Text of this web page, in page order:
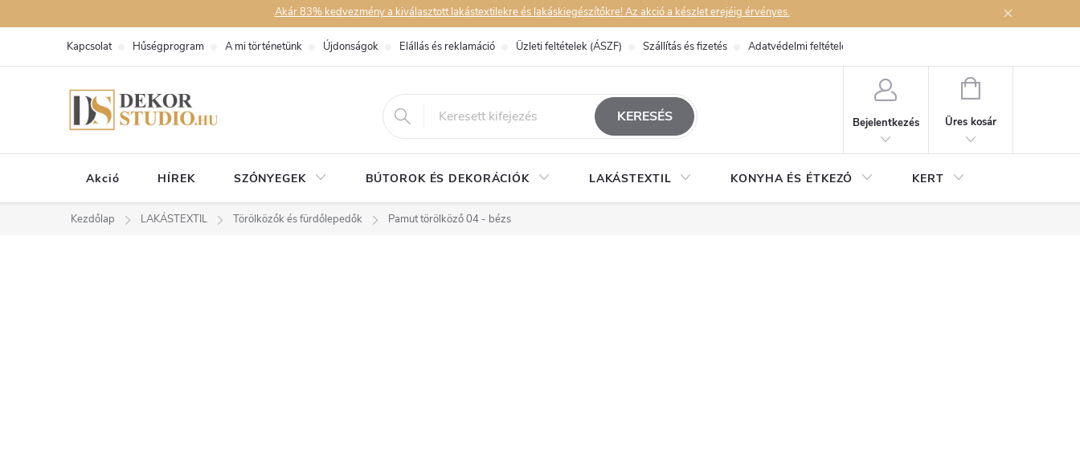
a
Akár 83% kedvezmény a kiválasztott lakástextilekre és lakáskiegészítőkre! Az akció a készlet erejéig érvényes.
eshop@dekorstudio.hu
Kapcsolat Hűségprogram A mi történetünk Újdonságok Elállás és reklamáció Üzleti feltételek (ÁSZF) Szállítás és fizetés Adatvédelmi feltételek
KERESÉS Bejelentkezés
KOSÁR
Üres kosár
Akció HÍREK SZŐNYEGEK BÚTOROK ÉS DEKORÁCIÓK LAKÁSTEXTIL KONYHA ÉS ÉTKEZŐ KERT
Kezdőlap LAKÁSTEXTIL Törölközők és fürdőlepedők Pamut törölköző 04 - bézs